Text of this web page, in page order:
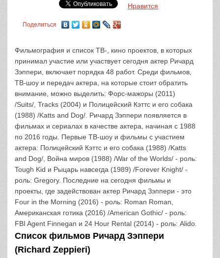
Нравится
Поделиться
Фильмография и список ТВ-, кино проектов, в которых
принимал участие или участвует сегодня актер Ричард
Зэппери, включает порядка 48 работ. Среди фильмов,
ТВ-шоу и передач актера, на которые стоит обратить
внимание, можно выделить: Форс-мажоры (2011)
/Suits/, Tracks (2004) и Полицейский Кэттс и его собака
(1988) /Katts and Dog/. Ричард Зэппери появляется в
фильмах и сериалах в качестве актера, начиная с 1988
по 2016 годы. Первые ТВ-шоу и фильмы с участием
актера: Полицейский Кэттс и его собака (1988) /Katts
and Dog/, Война миров (1988) /War of the Worlds/ - роль:
Tough Kid и Рыцарь навсегда (1989) /Forever Knight/ -
роль: Gregory. Последние на сегодня фильмы и
проекты, где задействован актер Ричард Зэппери - это
Four in the Morning (2016) - роль: Roman Roman,
Американская готика (2016) /American Gothic/ - роль:
FBI Agent Finnegan и 24 Hour Rental (2014) - роль: Alido.
Список фильмов Ричард Зэппери
(Richard Zeppieri)